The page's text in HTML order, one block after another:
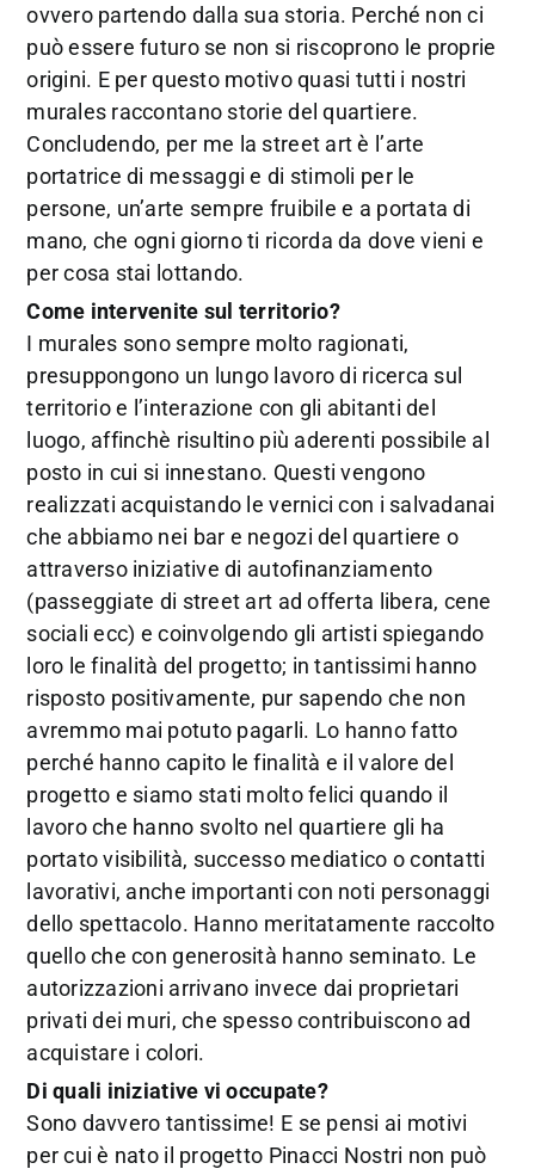
ovvero partendo dalla sua storia. Perché non ci
può essere futuro se non si riscoprono le proprie
origini. E per questo motivo quasi tutti i nostri
murales raccontano storie del quartiere.
Concludendo, per me la street art è l’arte
portatrice di messaggi e di stimoli per le
persone, un’arte sempre fruibile e a portata di
mano, che ogni giorno ti ricorda da dove vieni e
per cosa stai lottando.
Come intervenite sul territorio?
I murales sono sempre molto ragionati,
presuppongono un lungo lavoro di ricerca sul
territorio e l’interazione con gli abitanti del
luogo, affinchè risultino più aderenti possibile al
posto in cui si innestano. Questi vengono
realizzati acquistando le vernici con i salvadanai
che abbiamo nei bar e negozi del quartiere o
attraverso iniziative di autofinanziamento
(passeggiate di street art ad offerta libera, cene
sociali ecc) e coinvolgendo gli artisti spiegando
loro le finalità del progetto; in tantissimi hanno
risposto positivamente, pur sapendo che non
avremmo mai potuto pagarli. Lo hanno fatto
perché hanno capito le finalità e il valore del
progetto e siamo stati molto felici quando il
lavoro che hanno svolto nel quartiere gli ha
portato visibilità, successo mediatico o contatti
lavorativi, anche importanti con noti personaggi
dello spettacolo. Hanno meritatamente raccolto
quello che con generosità hanno seminato. Le
autorizzazioni arrivano invece dai proprietari
privati dei muri, che spesso contribuiscono ad
acquistare i colori.
Di quali iniziative vi occupate?
Sono davvero tantissime! E se pensi ai motivi
per cui è nato il progetto Pinacci Nostri non può